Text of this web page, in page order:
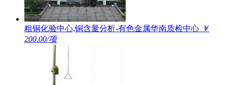
粗铜化验中心,铜含量分析-有色金属华南质检中心 ￥
200.00/项